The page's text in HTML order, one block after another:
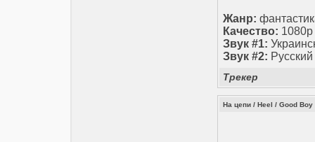
Жанр:
Качество:
Звук #1:
Звук #2:
Трекер
На цепи / Heel / Good Boy